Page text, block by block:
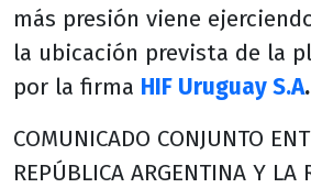
más presión viene
la ubicación prevista de la
por la firma HIF Uruguay S.A.
COMUNICADO CONJUNTO
REPÚBLICA ARGENTINA Y LA